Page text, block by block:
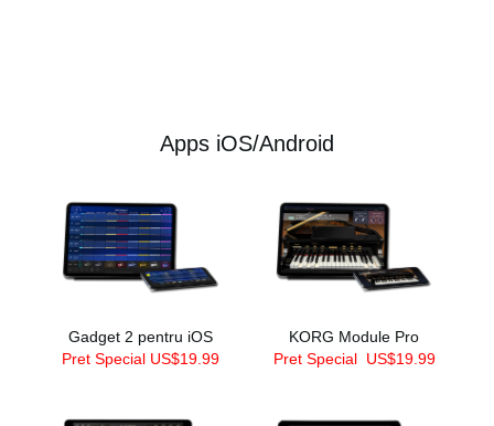
Apps iOS/Android
Gadget 2 pentru iOS
Pret Special US$19.99
KORG Module Pro
Pret Special US$19.99